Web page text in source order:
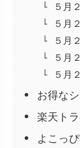
５月
５月
５月
５月
５月
お得な
楽天ト
よこっ